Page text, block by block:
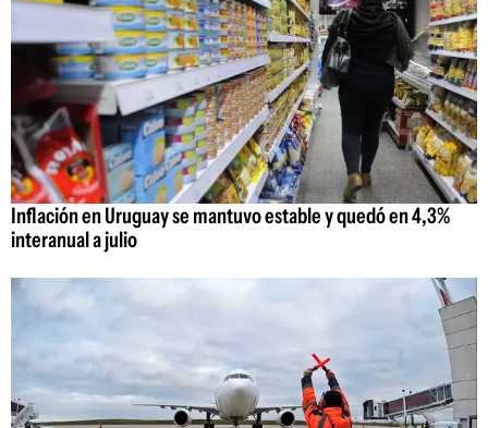
Inflación en Uruguay se mantuvo estable y quedó en 4,3%
interanual a julio